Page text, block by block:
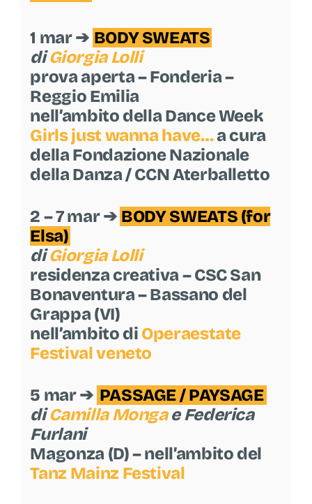
1 mar ➔ BODY SWEATS
diGiorgia Lolli
prova aperta – Fonderia –
Reggio Emilia
nell’ambito della Dance Week
Girls just wanna have…a cura
della Fondazione Nazionale
della Danza / CCN Aterballetto
2 – 7 mar ➔ BODY SWEATS (for
Elsa)
diGiorgia Lolli
residenza creativa – CSC San
Bonaventura – Bassano del
Grappa (VI)
nell’ambito di Operaestate
Festival veneto
5 mar ➔ PASSAGE / PAYSAGE
diCamilla Mongae Federica
Furlani
Magonza (D) – nell’ambito del
Tanz Mainz Festival